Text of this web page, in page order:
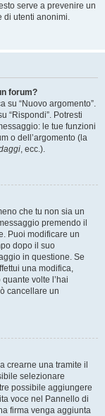
serve a prevenire un
di utenti anonimi.
forum?
su “Nuovo argomento”.
“Rispondi”. Potresti
le tue funzioni
o dell’argomento (la
, ecc.).
che tu non sia un
premendo il
Puoi modificare un
dopo il suo
in questione. Se
una modifica,
volte l’hai
cancellare un
crearne una tramite il
selezionare
possibile aggiungere
voce nel Pannello di
firma venga aggiunta